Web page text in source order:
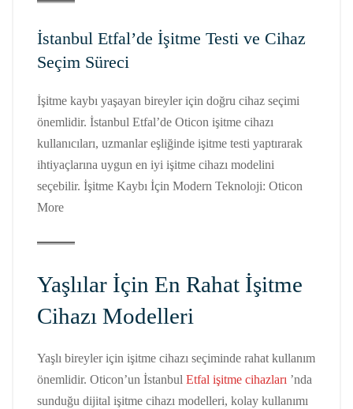
İstanbul Etfal’de İşitme Testi ve Cihaz
Seçim Süreci
İşitme kaybı yaşayan bireyler için doğru cihaz seçimi
önemlidir. İstanbul Etfal’de Oticon işitme cihazı
kullanıcıları, uzmanlar eşliğinde işitme testi yaptırarak
ihtiyaçlarına uygun en iyi işitme cihazı modelini
seçebilir. İşitme Kaybı İçin Modern Teknoloji: Oticon
More
Yaşlılar İçin En Rahat İşitme
Cihazı Modelleri
Yaşlı bireyler için işitme cihazı seçiminde rahat kullanım
önemlidir. Oticon’un İstanbul Etfal işitme cihazları ’nda
sunduğu dijital işitme cihazı modelleri, kolay kullanımı